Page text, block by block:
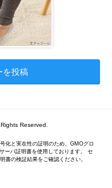
を投稿
Reserved.
化と実在性の証明のため、GMOグロ
ーバ証明書を使用しております。 セ
書の検証結果をご確認ください。